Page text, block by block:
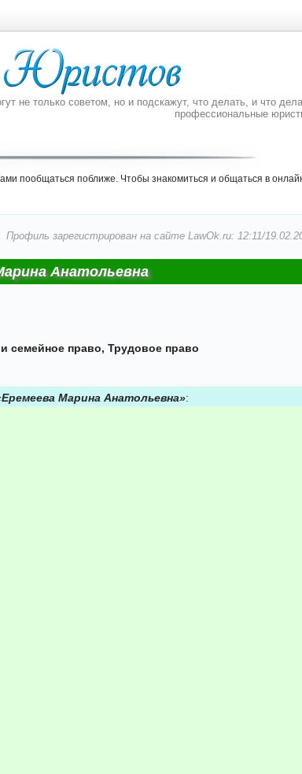
не только советом, но и подскажут, что делать, и что
профессиональные
пообщаться поближе. Чтобы знакомиться и общаться в
Профиль зарегистрирован на сайте LawOk.ru: 12:11/
Анатольевна
семейное право,Трудовое право
Марина Анатольевна»: